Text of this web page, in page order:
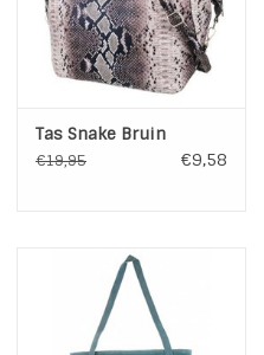
Tas Snake Bruin
€19,95 €9,58